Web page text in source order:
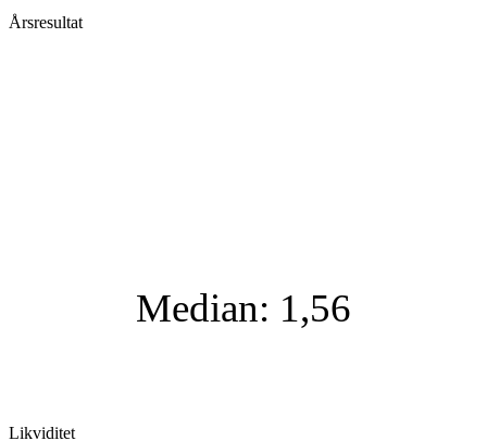
Årsresultat
Median: 1,56
Likviditet